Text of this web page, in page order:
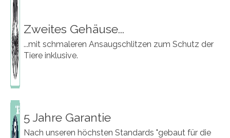
Zweites Gehäuse...
...mit schmaleren Ansaugschlitzen zum Schutz der
Tiere inklusive.
5 Jahre Garantie
Nach unseren höchsten Standards "gebaut für die